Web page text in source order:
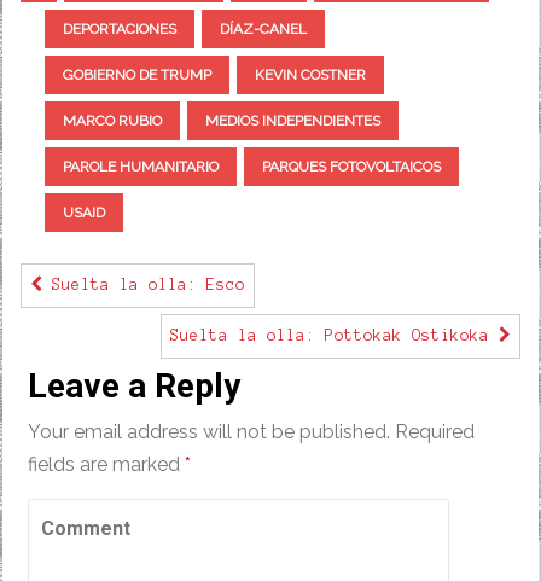
DEPORTACIONES DÍAZ-CANEL
GOBIERNO DE TRUMP KEVIN COSTNER
MARCO RUBIO MEDIOS INDEPENDIENTES
PAROLE HUMANITARIO PARQUES FOTOVOLTAICOS
USAID
Suelta la olla: Esco
Suelta la olla: Pottokak Ostikoka
Leave a Reply
Your email address will not be published. Required
fields are marked*